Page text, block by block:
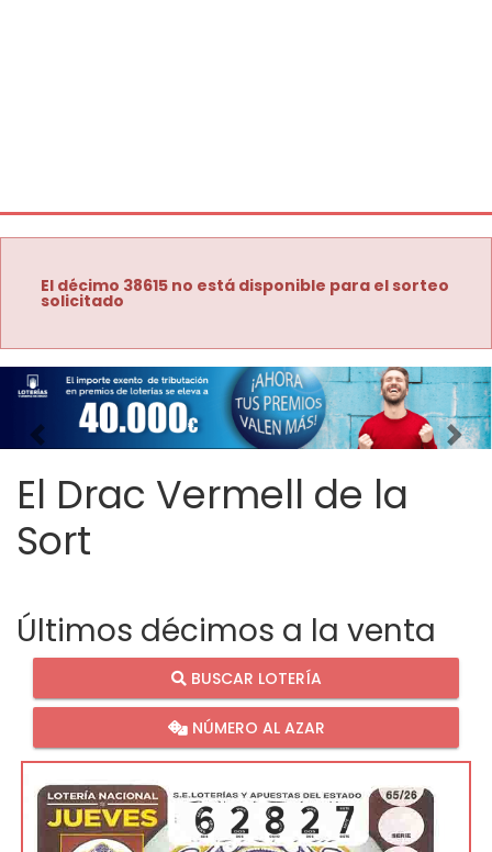
El décimo 38615 no está disponible para el sorteo
solicitado
Imagen anterior
El Drac Vermell de la
Sort
Últimos décimos a la venta
BUSCAR LOTERÍA
NÚMERO AL AZAR